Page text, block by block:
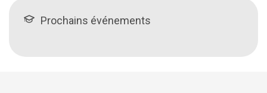
Prochains événements